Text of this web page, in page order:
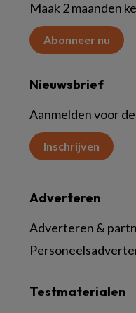
Maak 2 maanden
Abonneer nu
Nieuwsbrief
Aanmelden voor
Inschrijven
Testmaterialen
Adverteren
Adverteren &